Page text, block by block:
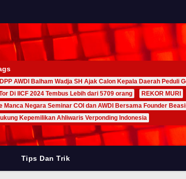
AWDI Balham Wadja SH Ajak Calon Kepala Daerah Peduli
Di IICF 2024 Tembus Lebih dari 5709 orang
REKOR MURI
Manca Negara Seminar COI dan AWDI Bersama Founder
Kepemilikan Ahliwaris Verponding Indonesia
Tips Dan Trik